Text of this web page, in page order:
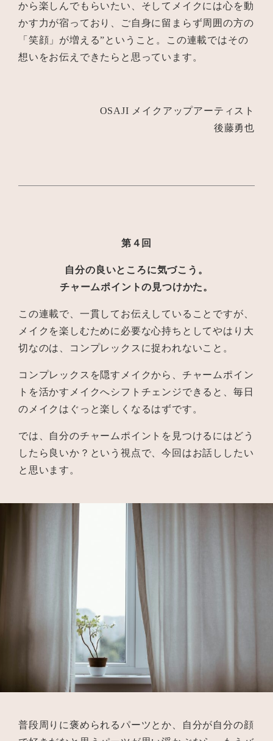
から楽しんでもらいたい、そしてメイクには心を動
かす力が宿っており、ご自身に留まらず周囲の方の
「笑顔」が増える”ということ。この連載ではその
想いをお伝えできたらと思っています。
OSAJI メイクアップアーティスト
後藤勇也
第４回
自分の良いところに気づこう。
チャームポイントの見つけかた。
この連載で、一貫してお伝えしていることですが、
メイクを楽しむために必要な心持ちとしてやはり大
切なのは、コンプレックスに捉われないこと。
コンプレックスを隠すメイクから、チャームポイン
トを活かすメイクへシフトチェンジできると、毎日
のメイクはぐっと楽しくなるはずです。
では、自分のチャームポイントを見つけるにはどう
したら良いか？という視点で、今回はお話ししたい
と思います。
普段周りに褒められるパーツとか、自分が自分の顔